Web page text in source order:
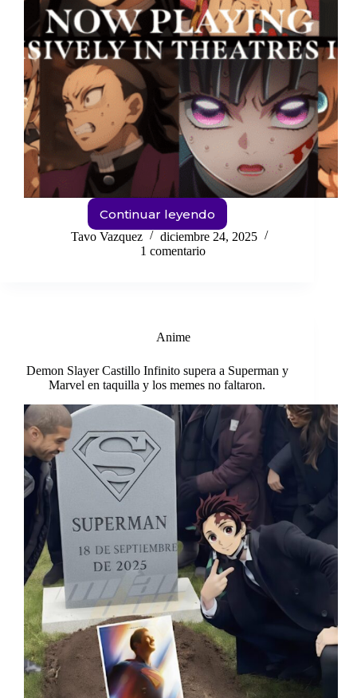
Continuar leyendo
Secuela
de
Demon
Tavo Vazquez
diciembre 24, 2025
1 comentario
Anime
Demon Slayer Castillo Infinito supera a Superman y
Marvel en taquilla y los memes no faltaron.